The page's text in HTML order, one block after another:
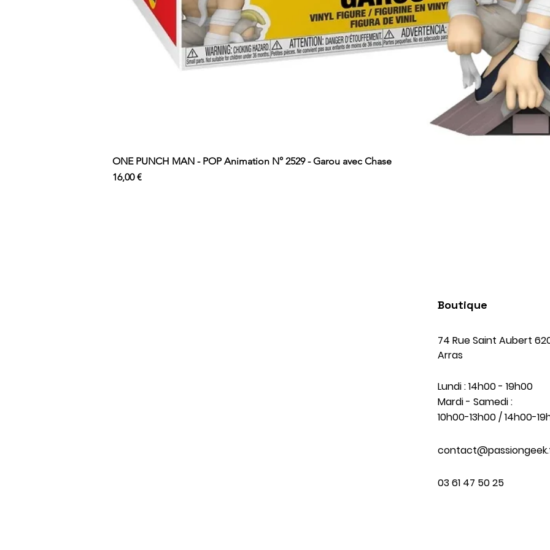
ONE PUNCH MAN - POP Animation N° 2529 - Garou avec Chase
Prix
16,00 €
Boutique
74 Rue Saint Aubert
Arras
Lundi : 14h00 - 19h00
Mardi - Samedi :
10h00-13h00 / 14h00-
03 61 47 50 25